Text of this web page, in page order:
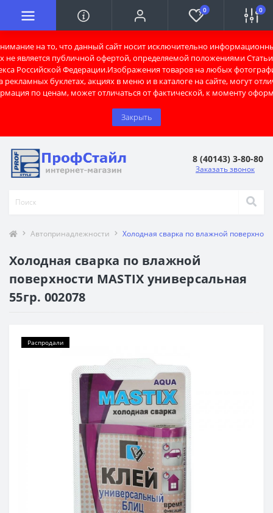
на то, что данный сайт носит исключительно
не является публичной офертой, определяемой положениями Статьи
Российской Федерации.Изображения товаров на любых
рекламных буклетах, акциях в меню и в каталоге на сайте, могут
по ценам, может отличаться от фактической, к моменту
Закрыть
0 0
8 (40143) 3-80-80
Заказать звонок
Автопринадлежности Холодная сварка по влажной
Холодная сварка по влажной
поверхности MASTIX универсальная
55гр. 002078
Распродали